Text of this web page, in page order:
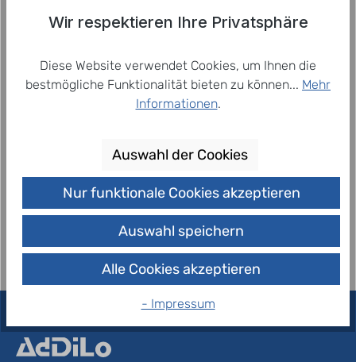
Zum Merkzettel hinzufügen
Orangensaft, fruchtig verfeinert mit 1,5%
Mandarinen- und 5% Zitronensaft.…Mehr
Wir respektieren Ihre Privatsphäre
Diese Website verwendet Cookies, um Ihnen die
bestmögliche Funktionalität bieten zu können... Mehr
Informationen.
Auswahl der Cookies
Nur funktionale Cookies akzeptieren
Auswahl speichern
Alle Cookies akzeptieren
- Impressum